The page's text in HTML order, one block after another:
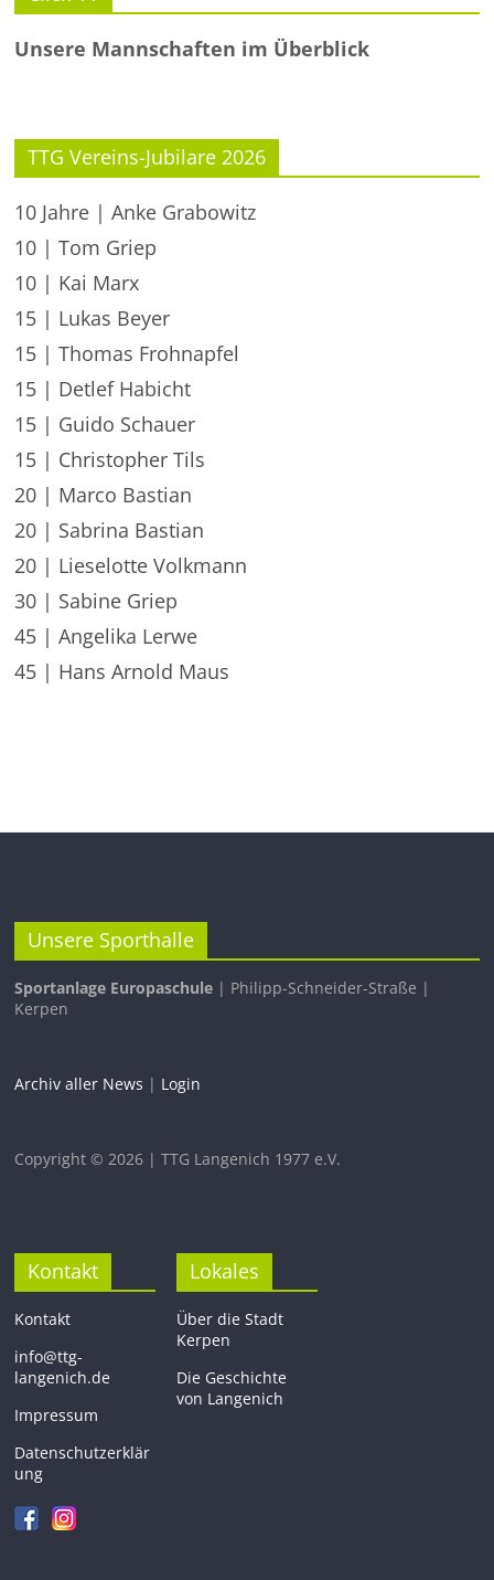
Unsere Mannschaften im Überblick
TTG Vereins-Jubilare 2026
10 Jahre | Anke Grabowitz
10 | Tom Griep
10 | Kai Marx
15 | Lukas Beyer
15 | Thomas Frohnapfel
15 | Detlef Habicht
15 | Guido Schauer
15 | Christopher Tils
20 | Marco Bastian
20 | Sabrina Bastian
20 | Lieselotte Volkmann
30 | Sabine Griep
45 | Angelika Lerwe
45 | Hans Arnold Maus
Unsere Sporthalle
Sportanlage Europaschule | Philipp-Schneider-Straße |
Kerpen
Archiv aller News | Login
Copyright © 2026 | TTG Langenich 1977 e.V.
Kontakt
Kontakt
info@ttg-
langenich.de
Impressum
Datenschutzerklär
ung
Lokales
Über die Stadt
Kerpen
Die Geschichte
von Langenich